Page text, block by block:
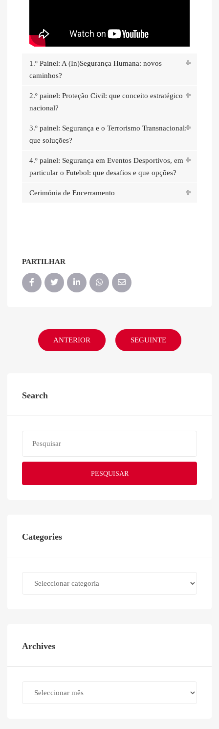
1.º Painel: A (In)Segurança Humana: novos
caminhos?
2.º painel: Proteção Civil: que conceito estratégico
nacional?
3.º painel: Segurança e o Terrorismo Transnacional:
que soluções?
4.º painel: Segurança em Eventos Desportivos, em
particular o Futebol: que desafios e que opções?
Cerimónia de Encerramento
PARTILHAR
ANTERIOR SEGUINTE
Search
PESQUISAR
Categories
Archives